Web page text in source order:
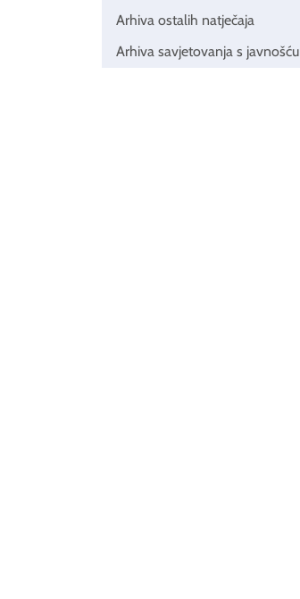
Arhiva ostalih natječaja
Arhiva savjetovanja s javnošću